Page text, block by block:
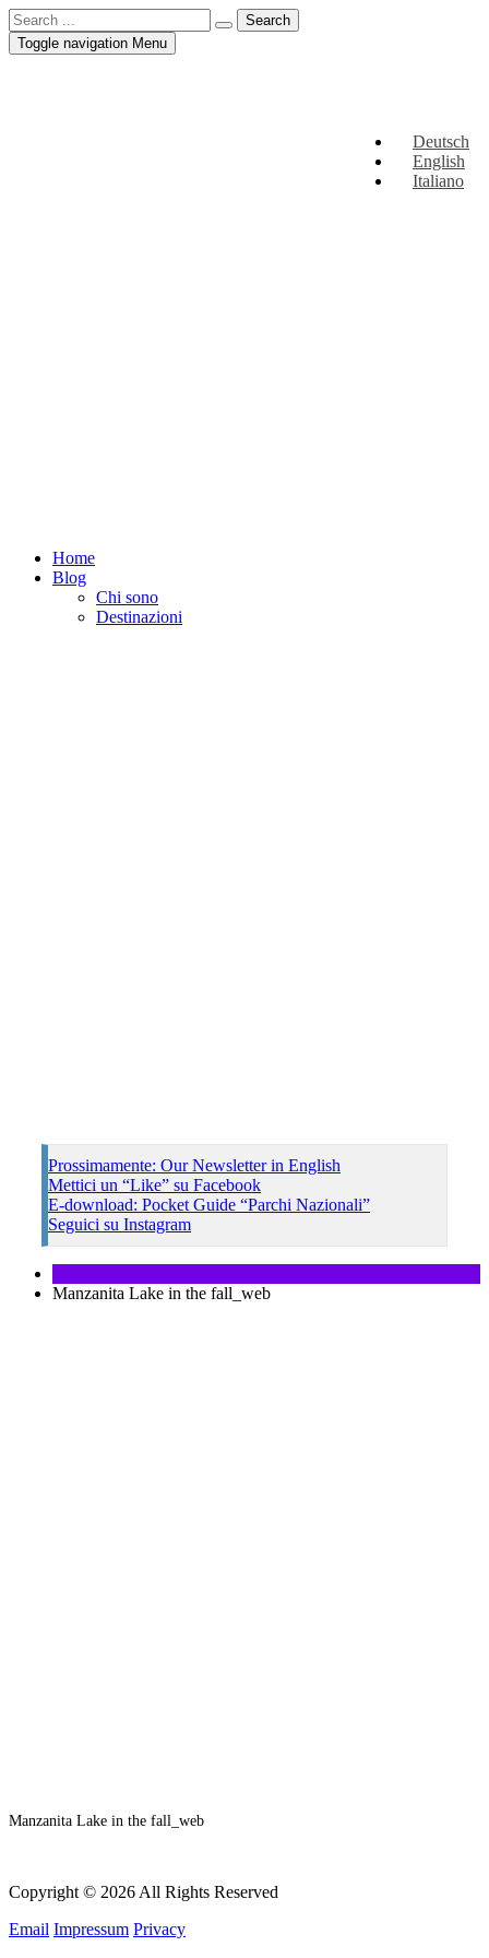
Deutsch
English
Italiano
Toggle navigation Menu
Home
Blog
Chi sono
Destinazioni
Prossimamente: Our Newsletter in English
Mettici un “Like” su Facebook
E-download: Pocket Guide “Parchi Nazionali”
Seguici su Instagram
Manzanita Lake in the fall_web
Manzanita Lake in the fall_web
Copyright © 2026 All Rights Reserved
Email Impressum Privacy